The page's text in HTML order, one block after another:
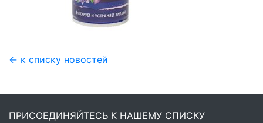
← к списку новостей
ПРИСОЕДИНЯЙТЕСЬ К НАШЕМУ СПИСКУ